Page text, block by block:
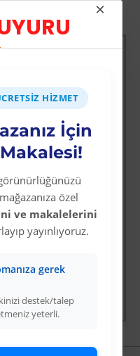
HIZMET
İçin
görünürlüğünüzü
özel
ve makalelerini
yayınlıyoruz.
gerek
destek/talep
yeterli.
Üye Olunuz